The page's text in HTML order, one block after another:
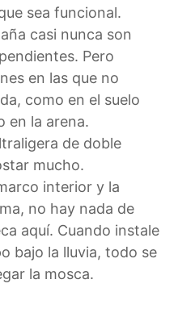
sea funcional.
casi nunca son
Pero
en las que no
como en el suelo
en la arena.
de doble
mucho.
interior y la
no hay nada de
aquí. Cuando instale
bajo la lluvia, todo se
la mosca.